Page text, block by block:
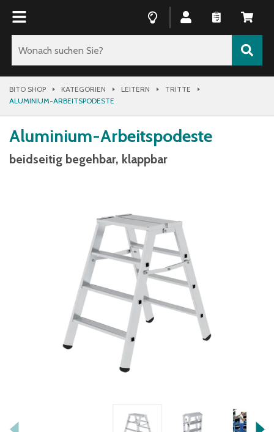
BITO SHOP KATEGORIEN LEITERN
TRITTE
ALUMINIUM-ARBEITSPODESTE
Aluminium-Arbeitspodeste
beidseitig begehbar, klappbar